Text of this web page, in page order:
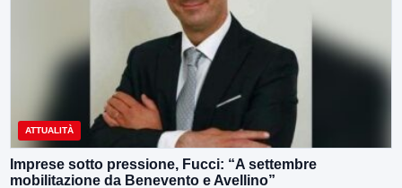
ATTUALITÀ
Imprese sotto pressione, Fucci: “A settembre
mobilitazione da Benevento e Avellino”